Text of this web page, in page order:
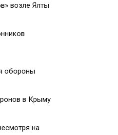
возле Ялты
обороны
в Крыму
на